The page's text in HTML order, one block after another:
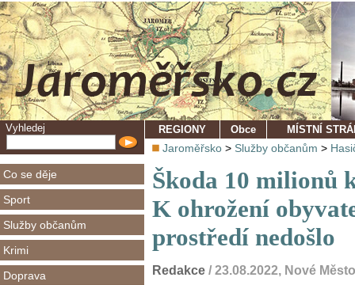
Vyhledej
Co se děje
Sport
Služby občanům
Krimi
Doprava
REGIONY Obce MÍSTNÍ
Jaroměřsko > Služby občanům >
Škoda 10 milionů
K ohrožení
prostředí nedošlo
Redakce / 23.08.2022, Nové